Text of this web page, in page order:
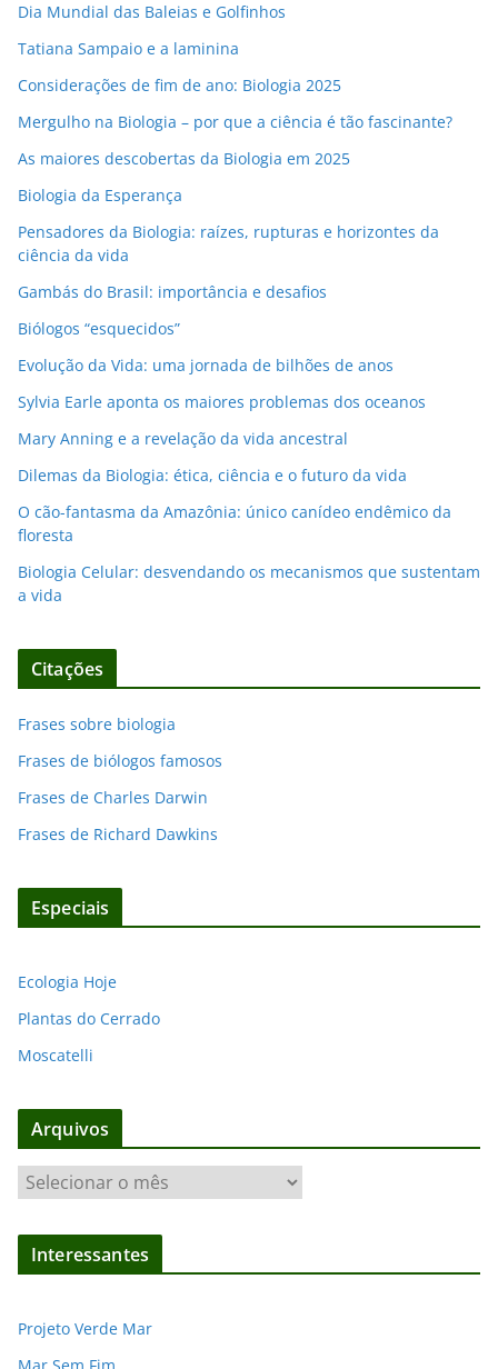
a
i
Dia Mundial das Baleias e Golfinhos
Tatiana Sampaio e a laminina
Considerações de fim de ano: Biologia 2025
Mergulho na Biologia – por que a ciência é tão fascinante?
As maiores descobertas da Biologia em 2025
Biologia da Esperança
Pensadores da Biologia: raízes, rupturas e horizontes da
ciência da vida
Gambás do Brasil: importância e desafios
Biólogos “esquecidos”
Evolução da Vida: uma jornada de bilhões de anos
Sylvia Earle aponta os maiores problemas dos oceanos
Mary Anning e a revelação da vida ancestral
Dilemas da Biologia: ética, ciência e o futuro da vida
O cão-fantasma da Amazônia: único canídeo endêmico da
floresta
Biologia Celular: desvendando os mecanismos que sustentam
a vida
Citações
Frases sobre biologia
Frases de biólogos famosos
Frases de Charles Darwin
Frases de Richard Dawkins
Especiais
Ecologia Hoje
Plantas do Cerrado
Moscatelli
Arquivos
q
Interessantes
Projeto Verde Mar